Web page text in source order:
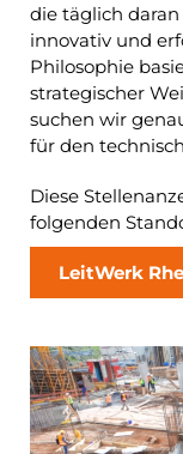
die täglich
innovativ und
Philosophie
strategischer
suchen wir
für den
Diese
folgenden
LeitWerk